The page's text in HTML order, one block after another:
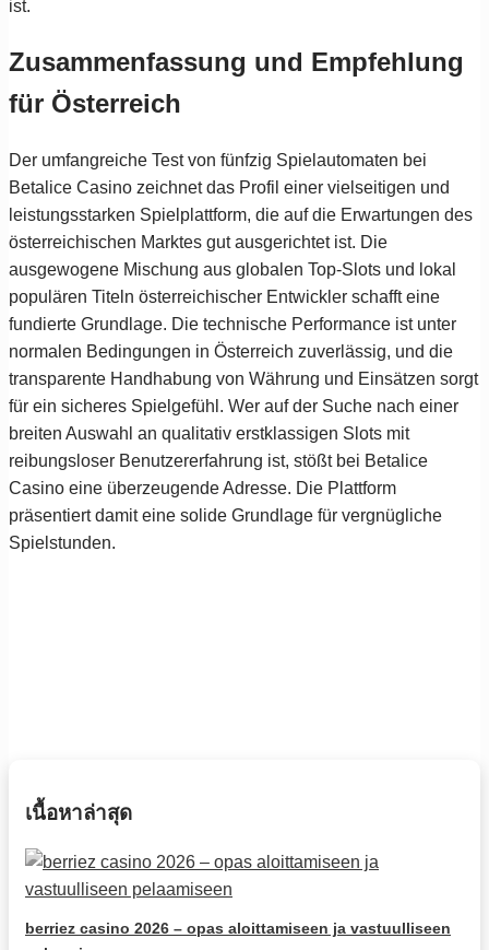
ist.
Zusammenfassung und Empfehlung
für Österreich
Der umfangreiche Test von fünfzig Spielautomaten bei
Betalice Casino zeichnet das Profil einer vielseitigen und
leistungsstarken Spielplattform, die auf die Erwartungen des
österreichischen Marktes gut ausgerichtet ist. Die
ausgewogene Mischung aus globalen Top-Slots und lokal
populären Titeln österreichischer Entwickler schafft eine
fundierte Grundlage. Die technische Performance ist unter
normalen Bedingungen in Österreich zuverlässig, und die
transparente Handhabung von Währung und Einsätzen sorgt
für ein sicheres Spielgefühl. Wer auf der Suche nach einer
breiten Auswahl an qualitativ erstklassigen Slots mit
reibungsloser Benutzererfahrung ist, stößt bei Betalice
Casino eine überzeugende Adresse. Die Plattform
präsentiert damit eine solide Grundlage für vergnügliche
Spielstunden.
เนื้อหาล่าสุด
berriez casino 2026 – opas aloittamiseen ja vastuulliseen